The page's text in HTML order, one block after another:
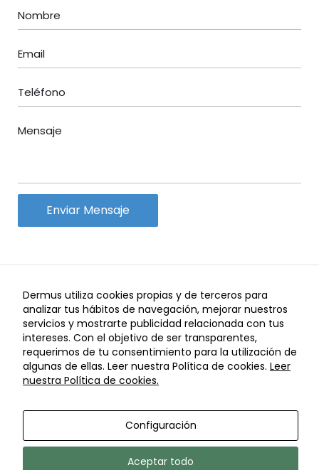
Aviso Legal I Política de Privacidad I Política de
Cookies I Configuración de Cookies I Política de cancelaciones
© Copyright Dermus 2021
Dermus utiliza cookies propias y de terceros para
analizar tus hábitos de navegación, mejorar nuestros
servicios y mostrarte publicidad relacionada con tus
intereses. Con el objetivo de ser transparentes,
requerimos de tu consentimiento para la utilización de
algunas de ellas. Leer nuestra Política de cookies. Leer
nuestra Política de cookies.
Configuración
Aceptar todo
son necesarias
lo que no son
Con el fin de
funcionamiento
del sitio web,
utilizamos
cookies de
analítica que nos
permiten
anónimo de los
usuarios y
ofrecer, de este
modo, mejoras